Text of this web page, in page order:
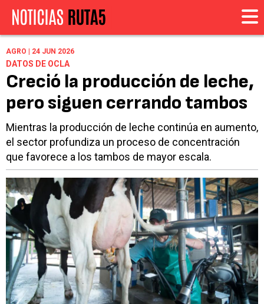
AGRO | 24 JUN 2026
DATOS DE OCLA
Creció la producción de leche,
pero siguen cerrando tambos
Mientras la producción de leche continúa en aumento,
el sector profundiza un proceso de concentración
que favorece a los tambos de mayor escala.